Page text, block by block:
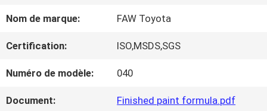
DE
Nom de marque: FAW Toyota
Certification: ISO,MSDS,SGS
Numéro de modèle: 040
Document: Finished paint formula.pdf